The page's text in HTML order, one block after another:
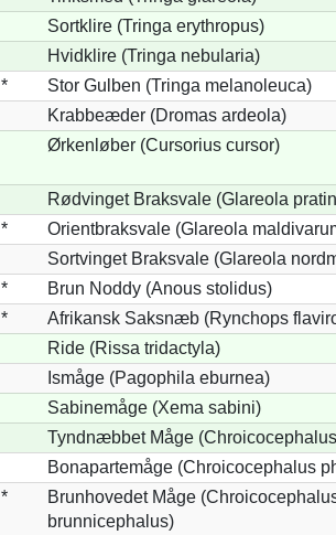
Sortklire (Tringa erythropus)
Hvidklire (Tringa nebularia)
*
Stor Gulben (Tringa melanoleuca)
Krabbeæder (Dromas ardeola)
Ørkenløber (Cursorius cursor)
Rødvinget Braksvale (Glareola
*
Orientbraksvale (Glareola
Sortvinget Braksvale (Glareola
*
Brun Noddy (Anous stolidus)
*
Afrikansk Saksnæb (Rynchops
Ride (Rissa tridactyla)
Ismåge (Pagophila eburnea)
Sabinemåge (Xema sabini)
Tyndnæbbet Måge
Bonapartemåge (Chroicocephalus
*
Brunhovedet Måge
brunnicephalus)